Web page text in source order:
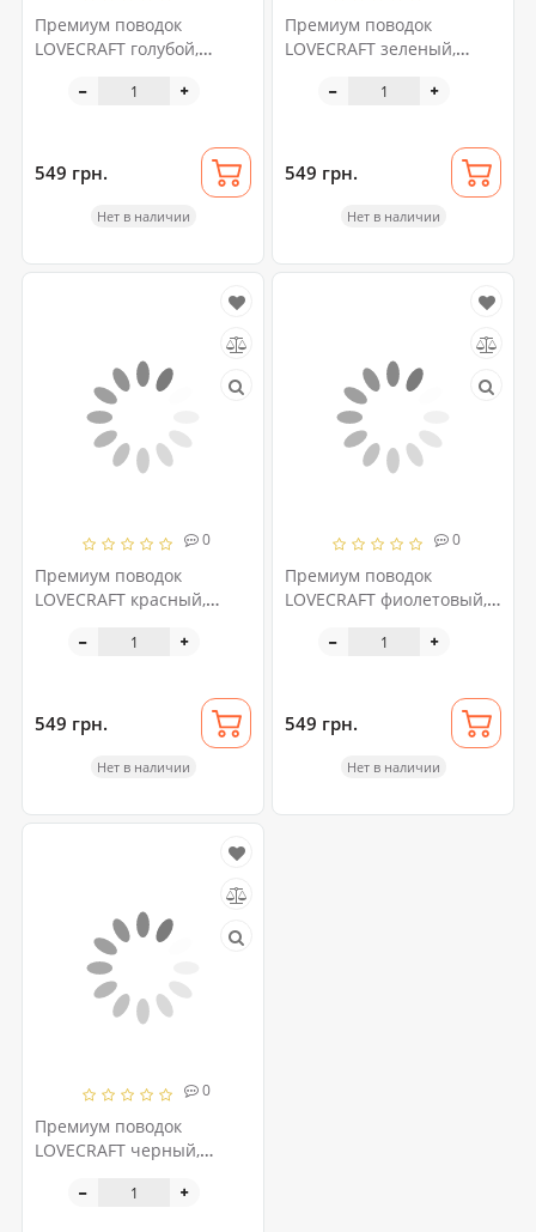
Премиум поводок
LOVECRAFT голубой,
подарочной упаковке
549 грн.
Нет в наличии
Премиум поводок
LOVECRAFT зеленый,
подарочной упаковке
549 грн.
Нет в наличии
0
Премиум поводок
LOVECRAFT красный,
подарочной упаковке
549 грн.
Нет в наличии
0
Премиум поводок
LOVECRAFT фиолетовый,
подарочной упаковке
549 грн.
Нет в наличии
0
Премиум поводок
LOVECRAFT черный,
подарочной упаковке